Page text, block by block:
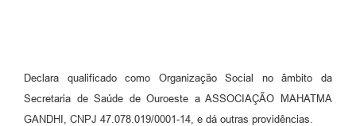
Declara qualificado como Organização Social no âmbito da
Secretaria de Saúde de Ouroeste a ASSOCIAÇÃO MAHATMA
GANDHI, CNPJ 47.078.019/0001-14, e dá outras providências.